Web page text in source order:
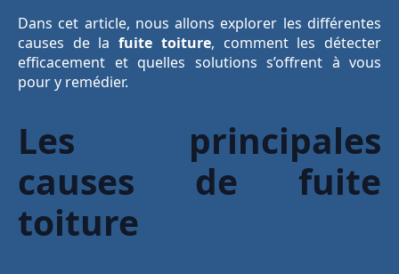
Dans cet article, nous allons explorer les différentes
causes de lafuite toiture, comment les détecter
efficacement et quelles solutions s’offrent à vous
pour y remédier.
Les principales
causes de fuite
toiture